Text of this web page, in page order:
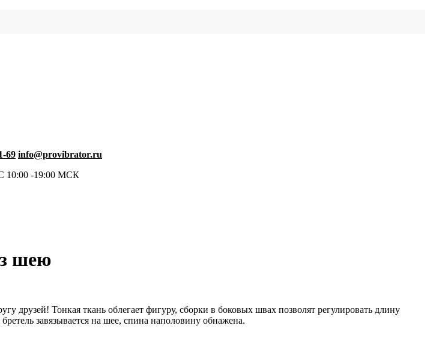
69 info@provibrator.ru
10:00 -19:00 МСК
шею
друзей! Тонкая ткань облегает фигуру, сборки в боковых швах позволят регулировать длину
завязывается на шее, спина наполовину обнажена.